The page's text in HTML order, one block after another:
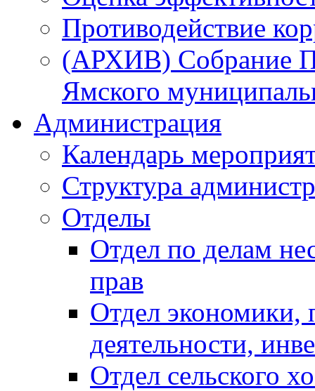
Противодействие
(АРХИВ) Собрание
Ямского
Администрация
Календарь
Структура
Отделы
Отдел по делам
прав
Отдел экономики,
деятельности,
Отдел сельского